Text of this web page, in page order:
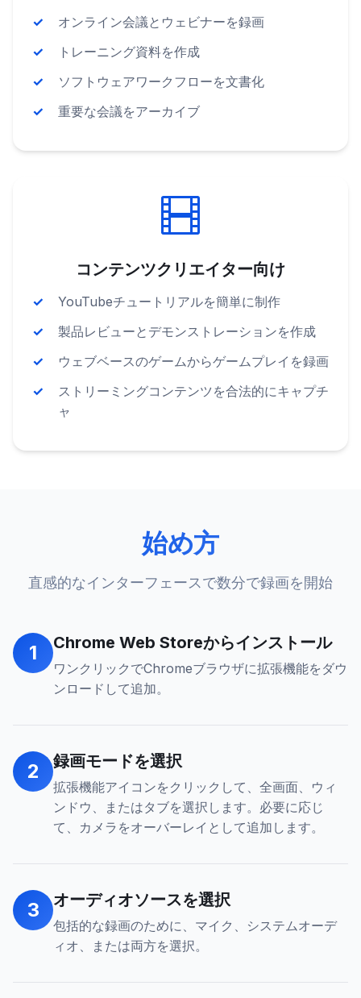
オンライン会議とウェビナーを録画
トレーニング資料を作成
ソフトウェアワークフローを文書化
重要な会議をアーカイブ
コンテンツクリエイター向け
YouTubeチュートリアルを簡単に制作
製品レビューとデモンストレーションを作成
ウェブベースのゲームからゲームプレイを録画
ストリーミングコンテンツを合法的にキャプチ
ャ
始め方
直感的なインターフェースで数分で録画を開始
1 Chrome Web Storeからインストール
ワンクリックでChromeブラウザに拡張機能をダウ
ンロードして追加。
2 録画モードを選択
拡張機能アイコンをクリックして、全画面、ウィ
ンドウ、またはタブを選択します。必要に応じ
て、カメラをオーバーレイとして追加します。
3 オーディオソースを選択
包括的な録画のために、マイク、システムオーデ
ィオ、または両方を選択。